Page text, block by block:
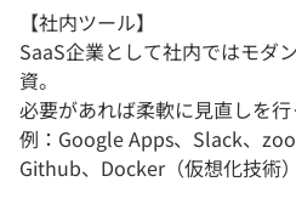
【社内ツール】
SaaS企業として社内ではモダ
資。
必要があれば柔軟に見直しを行
例：Google Apps、Slack、
Github、Docker（仮想化技術